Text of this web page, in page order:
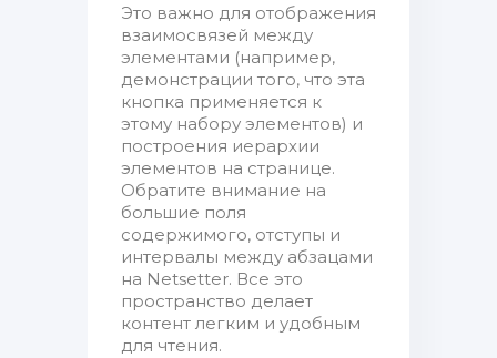
Это важно для отображения
взаимосвязей между
элементами (например,
демонстрации того, что эта
кнопка применяется к
этому набору элементов) и
построения иерархии
элементов на странице.
Обратите внимание на
большие поля
содержимого, отступы и
интервалы между абзацами
на Netsetter. Все это
пространство делает
контент легким и удобным
для чтения.